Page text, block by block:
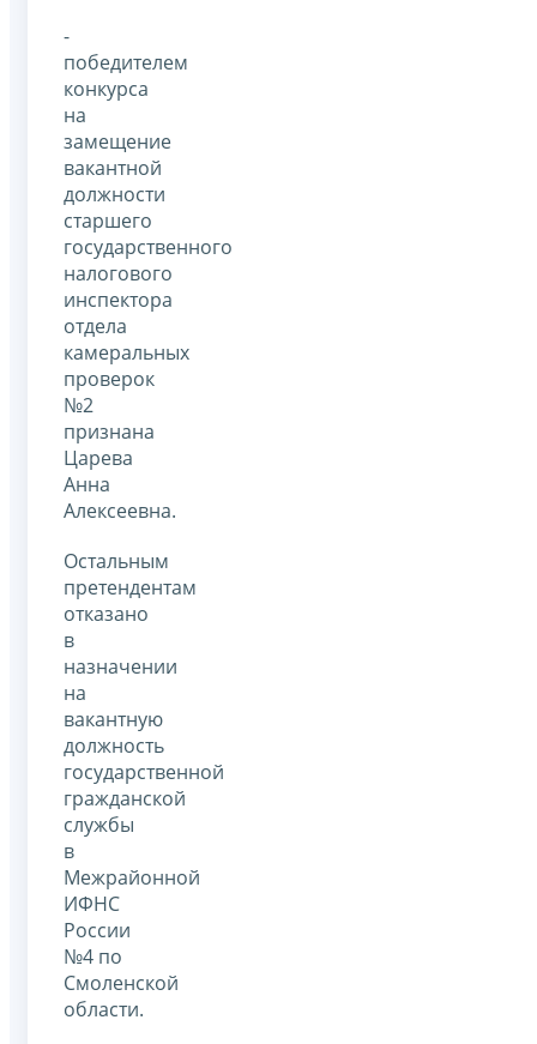
-
победителем
конкурса
на
замещение
вакантной
должности
старшего
государственного
налогового
инспектора
отдела
камеральных
проверок
№2
признана
Царева
Анна
Алексеевна.
Остальным
претендентам
отказано
в
назначении
на
вакантную
должность
государственной
гражданской
службы
в
Межрайонной
ИФНС
России
№4 по
Смоленской
области.